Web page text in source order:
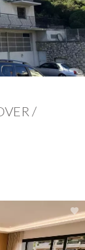
/